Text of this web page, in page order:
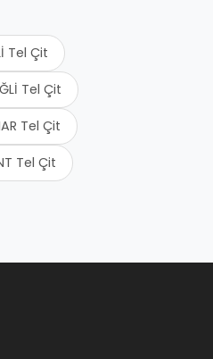
Tel Çit
Tel Çit
Tel Çit
Tel Çit